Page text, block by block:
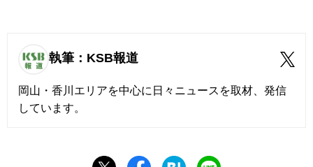
執筆：KSB報道
岡山・香川エリアを中心に日々ニュースを取材、発信
しています。